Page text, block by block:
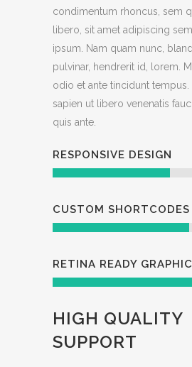
condimentum rhoncus, sem
libero, sit amet adipiscing
ipsum. Nam quam nunc,
pulvinar, hendrerit id, lorem.
odio et ante tincidunt tempus.
sapien ut libero venenatis
quis ante.
RESPONSIVE DESIGN
CUSTOM SHORTCODES
RETINA READY
HIGH QUALITY
SUPPORT